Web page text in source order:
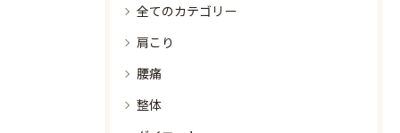
全てのカテゴリー
肩こり
腰痛
整体